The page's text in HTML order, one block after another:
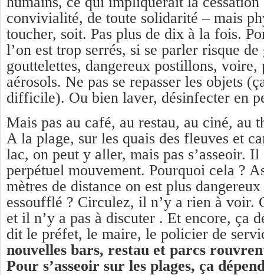
convivialité, de toute solidarité – mais
toucher, soit. Pas plus de dix à la fois.
l’on est trop serrés, si se parler risque de
gouttelettes, dangereux postillons, voire,
aérosols. Ne pas se repasser les objets
difficile). Ou bien laver, désinfecter en
Mais pas au café, au restau, au ciné, au
A la plage, sur les quais des fleuves et
lac, on peut y aller, mais pas s’asseoir. Il
perpétuel mouvement. Pourquoi cela ?
mètres de distance on est plus
essoufflé ? Circulez, il n’y a rien à voir.
et il n’y a pas à discuter . Et encore, ça
dit le préfet, le maire, le policier de
nouvelles bars, restau et parcs
Pour s’asseoir sur les plages, ça